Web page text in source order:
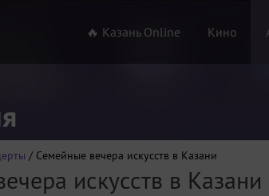
🔥 Казань Online Кино
/ Семейные вечера искусств в Казани
искусств в Казани